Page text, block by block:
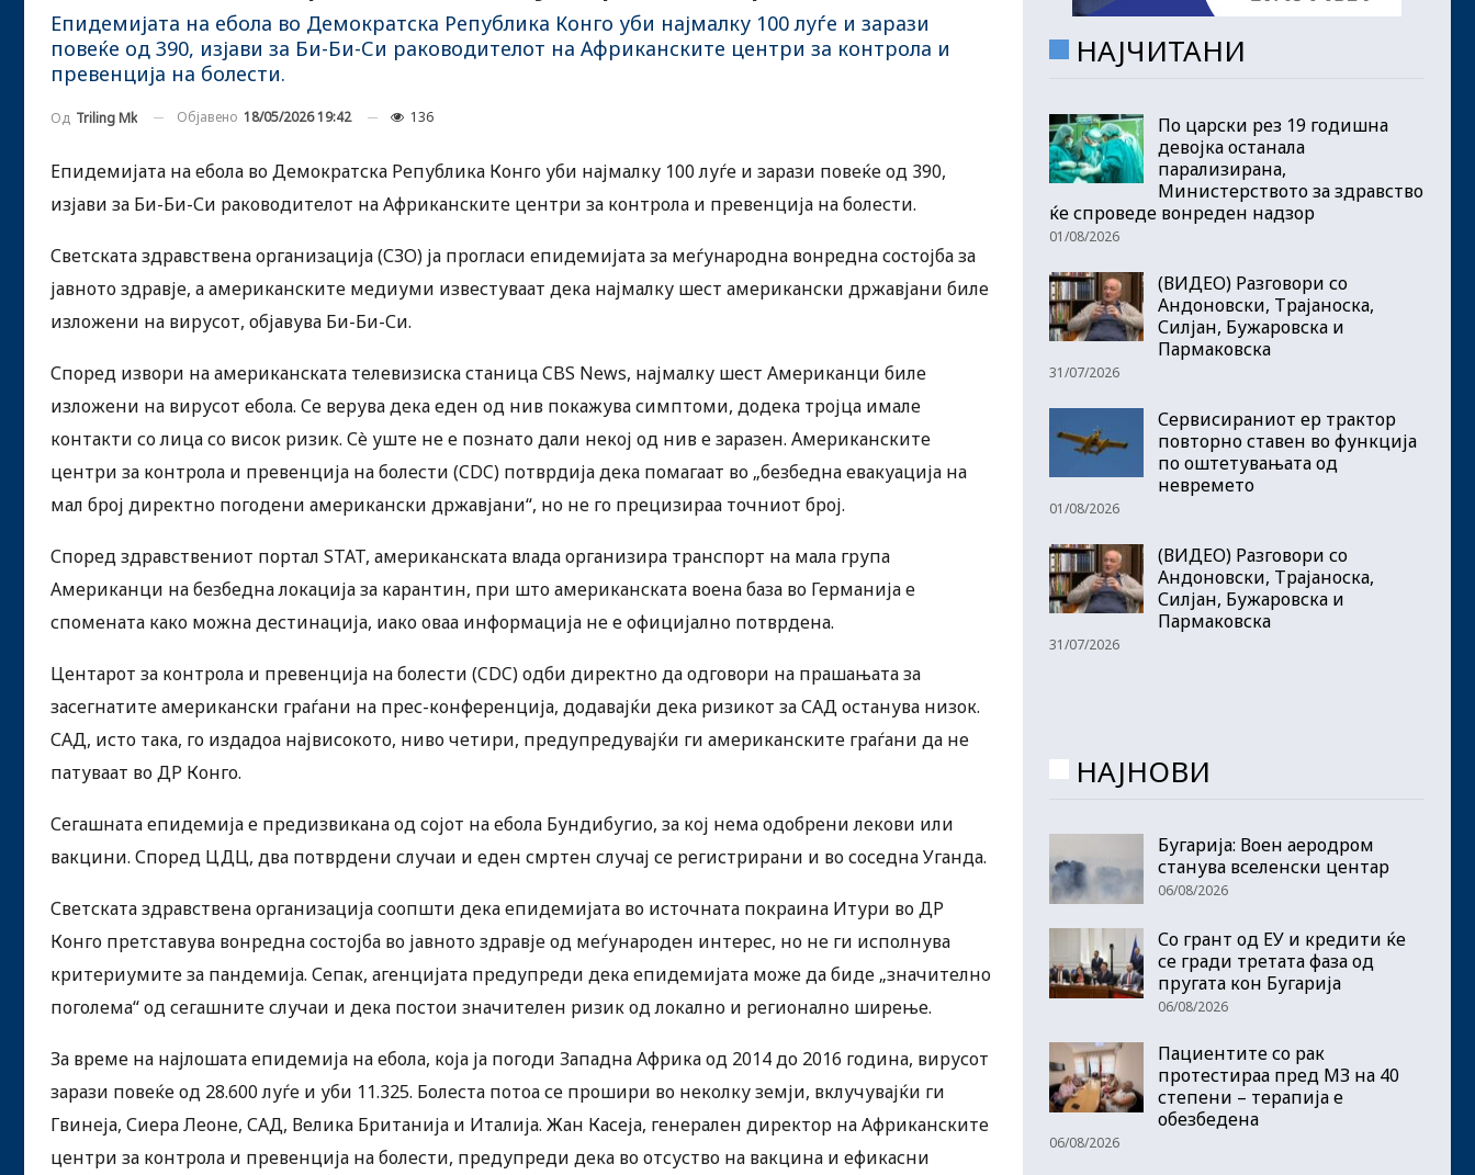
Епидемијата на ебола во Демократска Република Конго уби најмалку 100 луѓе и зарази
повеќе од 390, изјави за Би-Би-Си раководителот на Африканските центри за контрола и
превенција на болести.
Од Triling Mk Објавено 18/05/2026 19:42 136
Епидемијата на ебола во Демократска Република Конго уби најмалку 100 луѓе и зарази повеќе од 390,
изјави за Би-Би-Си раководителот на Африканските центри за контрола и превенција на болести.
Светската здравствена организација (СЗО) ја прогласи епидемијата за меѓународна вонредна состојба за
јавното здравје, а американските медиуми известуваат дека најмалку шест американски државјани биле
изложени на вирусот, објавува Би-Би-Си.
Според извори на американската телевизиска станица CBS News, најмалку шест Американци биле
изложени на вирусот ебола. Се верува дека еден од нив покажува симптоми, додека тројца имале
контакти со лица со висок ризик. Сè уште не е познато дали некој од нив е заразен. Американските
центри за контрола и превенција на болести (CDC) потврдија дека помагаат во „безбедна евакуација на
мал број директно погодени американски државјани“, но не го прецизираа точниот број.
Според здравствениот портал STAT, американската влада организира транспорт на мала група
Американци на безбедна локација за карантин, при што американската воена база во Германија е
спомената како можна дестинација, иако оваа информација не е официјално потврдена.
Центарот за контрола и превенција на болести (CDC) одби директно да одговори на прашањата за
засегнатите американски граѓани на прес-конференција, додавајќи дека ризикот за САД останува низок.
САД, исто така, го издадоа највисокото, ниво четири, предупредувајќи ги американските граѓани да не
патуваат во ДР Конго.
Сегашната епидемија е предизвикана од сојот на ебола Бундибугио, за кој нема одобрени лекови или
вакцини. Според ЦДЦ, два потврдени случаи и еден смртен случај се регистрирани и во соседна Уганда.
Светската здравствена организација соопшти дека епидемијата во источната покраина Итури во ДР
Конго претставува вонредна состојба во јавното здравје од меѓународен интерес, но не ги исполнува
критериумите за пандемија. Сепак, агенцијата предупреди дека епидемијата може да биде „значително
поголема“ од сегашните случаи и дека постои значителен ризик од локално и регионално ширење.
За време на најлошата епидемија на ебола, која ја погоди Западна Африка од 2014 до 2016 година, вирусот
зарази повеќе од 28.600 луѓе и уби 11.325. Болеста потоа се прошири во неколку земји, вклучувајќи ги
Гвинеја, Сиера Леоне, САД, Велика Британија и Италија. Жан Касеја, генерален директор на Африканските
центри за контрола и превенција на болести, предупреди дека во отсуство на вакцина и ефикасни
НАЈЧИТАНИ
По царски рез 19 годишна
девојка останала
парализирана,
Министерството за здравство
ќе спроведе вонреден надзор
01/08/2026
(ВИДЕО) Разговори со
Андоновски, Трајаноска,
Силјан, Бужаровска и
Пармаковска
31/07/2026
Сервисираниот ер трактор
повторно ставен во функција
по оштетувањата од
невремето
01/08/2026
(ВИДЕО) Разговори со
Андоновски, Трајаноска,
Силјан, Бужаровска и
Пармаковска
31/07/2026
НАЈНОВИ
Бугарија: Воен аеродром
станува вселенски центар
06/08/2026
Со грант од ЕУ и кредити ќе
се гради третата фаза од
пругата кон Бугарија
06/08/2026
Пациентите со рак
протестираа пред МЗ на 40
степени – терапија е
обезбедена
06/08/2026